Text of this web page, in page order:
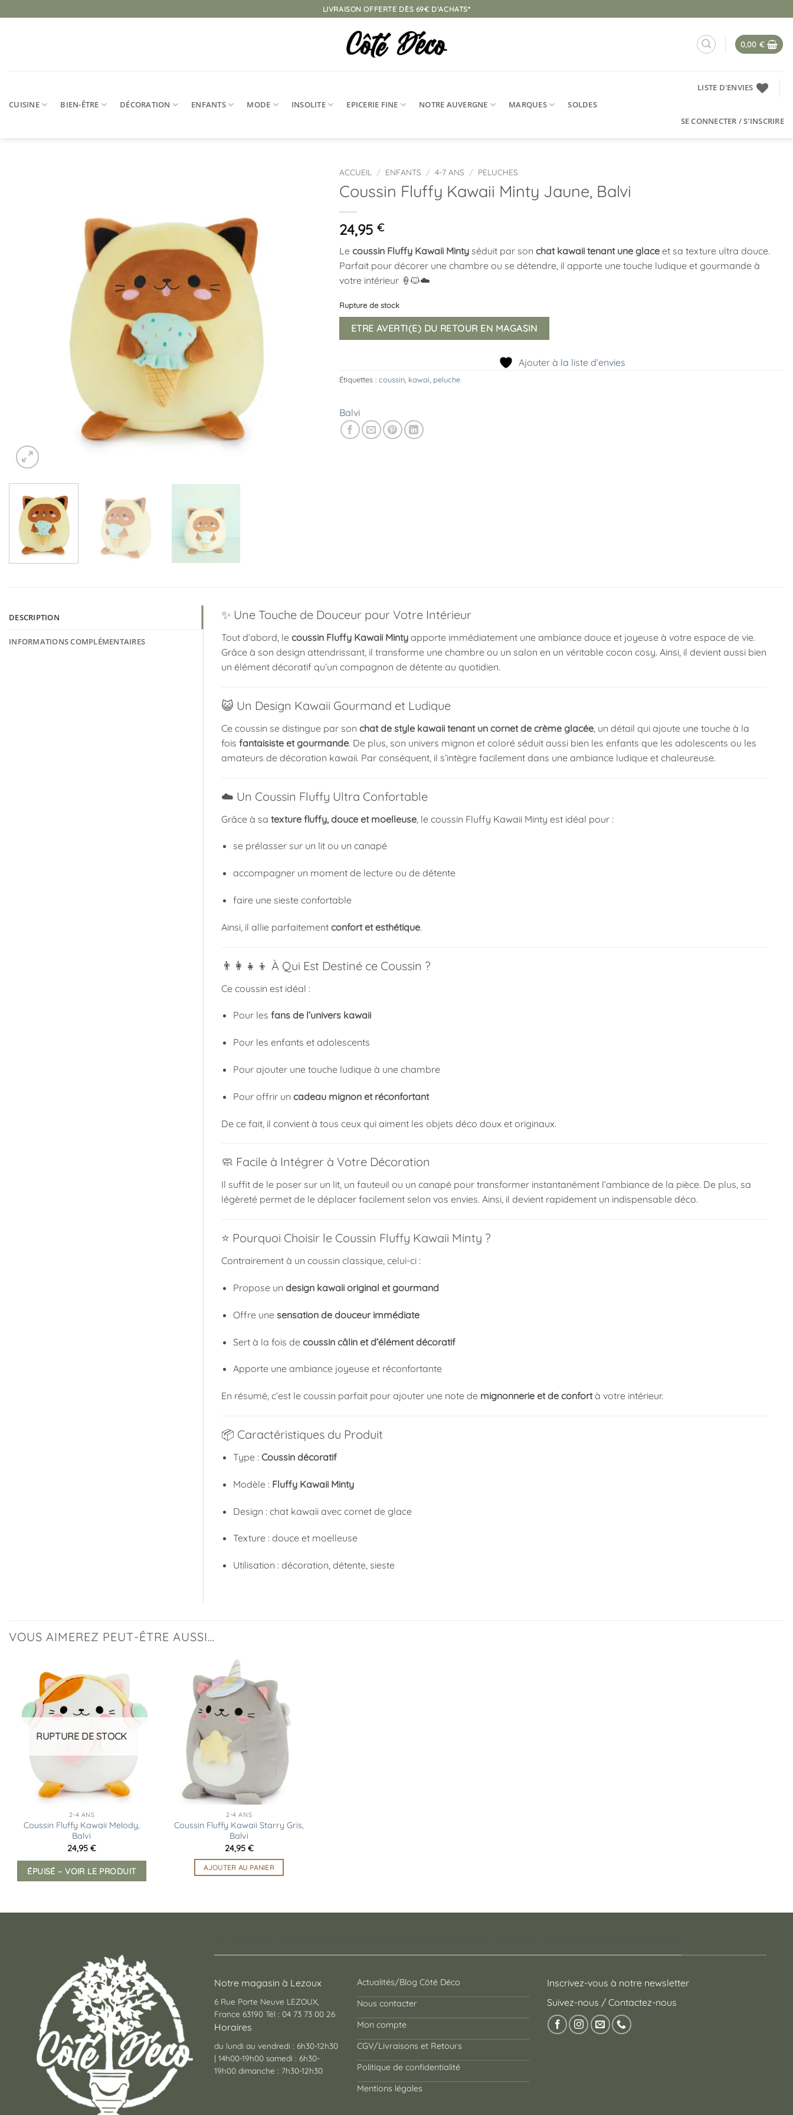
au
LIVRAISON OFFERTE DÈS 69€ D'ACHATS*
0,00 €
CUISINE BIEN-ÊTRE DÉCORATION ENFANTS MODE INSOLITE EPICERIE FINE NOTRE AUVERGNE MARQUES SOLDES
LISTE D'ENVIES
SE CONNECTER / S’INSCRIRE
ACCUEIL / ENFANTS / 4-7 ANS / PELUCHES
Coussin Fluffy Kawaii Minty Jaune, Balvi
24,95 €
Le coussin Fluffy Kawaii Minty séduit par son chat kawaii tenant une glace et sa texture ultra douce.
Parfait pour décorer une chambre ou se détendre, il apporte une touche ludique et gourmande à
votre intérieur 🍦🐱☁️
Rupture de stock
ETRE AVERTI(E) DU RETOUR EN MAGASIN
Ajouter à la liste d’envies
Étiquettes : coussin kawai peluche
Balvi
DESCRIPTION
INFORMATIONS COMPLÉMENTAIRES
✨ Une Touche de Douceur pour Votre Intérieur
Tout d’abord, le coussin Fluffy Kawaii Mintyapporte immédiatement une ambiance douce et joyeuse à votre espace de vie.
Grâce à son design attendrissant, il transforme une chambre ou un salon en un véritable cocon cosy. Ainsi, il devient aussi bien
un élément décoratif qu’un compagnon de détente au quotidien.
😺 Un Design Kawaii Gourmand et Ludique
Ce coussin se distingue par son chat de style kawaii tenant un cornet de crème glacée, un détail qui ajoute une touche à la
fois fantaisiste et gourmande. De plus, son univers mignon et coloré séduit aussi bien les enfants que les adolescents ou les
amateurs de décoration kawaii. Par conséquent, il s’intègre facilement dans une ambiance ludique et chaleureuse.
☁️ Un Coussin Fluffy Ultra Confortable
Grâce à sa texture fluffy, douce et moelleuse, le coussin Fluffy Kawaii Minty est idéal pour :
se prélasser sur un lit ou un canapé
accompagner un moment de lecture ou de détente
faire une sieste confortable
Ainsi, il allie parfaitement confort et esthétique.
👨‍👩‍👧‍👦 À Qui Est Destiné ce Coussin ?
Ce coussin est idéal :
Pour lesfans de l’univers kawaii
Pour les enfants et adolescents
Pour ajouter une touche ludique à une chambre
Pour offrir uncadeau mignon et réconfortant
De ce fait, il convient à tous ceux qui aiment les objets déco doux et originaux.
🧼 Facile à Intégrer à Votre Décoration
Il suffit de le poser sur un lit, un fauteuil ou un canapé pour transformer instantanément l’ambiance de la pièce. De plus, sa
légèreté permet de le déplacer facilement selon vos envies. Ainsi, il devient rapidement un indispensable déco.
⭐ Pourquoi Choisir le Coussin Fluffy Kawaii Minty ?
Contrairement à un coussin classique, celui-ci :
Propose undesign kawaii original et gourmand
Offre unesensation de douceur immédiate
Sert à la fois decoussin câlin et d’élément décoratif
Apporte une ambiance joyeuse et réconfortante
En résumé, c’est le coussin parfait pour ajouter une note de mignonnerie et de confortà votre intérieur.
📦 Caractéristiques du Produit
Type :Coussin décoratif
Modèle : Fluffy Kawaii Minty
Design : chat kawaii avec cornet de glace
Texture : douce et moelleuse
Utilisation : décoration, détente, sieste
VOUS AIMEREZ PEUT-ÊTRE AUSSI…
Ajouter
à la
liste
d’envies
RUPTURE DE STOCK
2-4 ANS
Coussin Fluffy Kawaii Melody,
Balvi
24,95 €
ÉPUISÉ – VOIR LE PRODUIT
liste
d’envies
2-4 ANS
Coussin Fluffy Kawaii Starry Gris,
Balvi
24,95 €
AJOUTER AU PANIER
Notre magasin à Lezoux
6 Rue Porte Neuve LEZOUX,
France 63190 Tél : 04 73 73 00 26
Horaires
du lundi au vendredi : 6h30-12h30
| 14h00-19h00 samedi : 6h30-
19h00 dimanche : 7h30-12h30
Actualités/Blog Côté Déco
Nous contacter
Mon compte
CGV/Livraisons et Retours
Politique de confidentialité
Mentions légales
Inscrivez-vous à notre newsletter
Suivez-nous / Contactez-nous